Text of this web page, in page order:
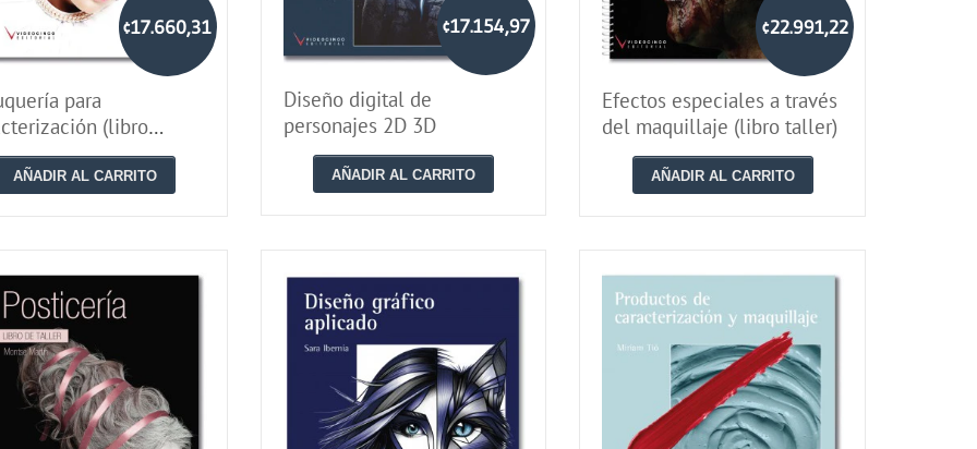
¢17.660,31
para
(libro
AÑADIR AL CARRITO
¢17.154,97
Diseño digital de
personajes 2D 3D
AÑADIR AL CARRITO
¢22.991,22
Efectos especiales a través
del maquillaje (libro taller)
AÑADIR AL CARRITO